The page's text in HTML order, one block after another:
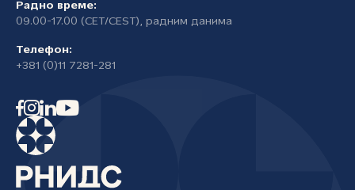
Радно време:
09.00-17.00 (CET/CEST), радним данима
Телефон:
+381 (0)11 7281-281